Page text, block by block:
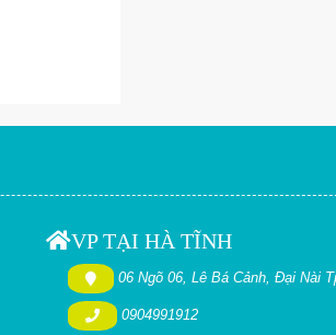
VP TẠI HÀ TĨNH
06 Ngõ 06, Lê Bá Cảnh, Đại Nài
0904991912